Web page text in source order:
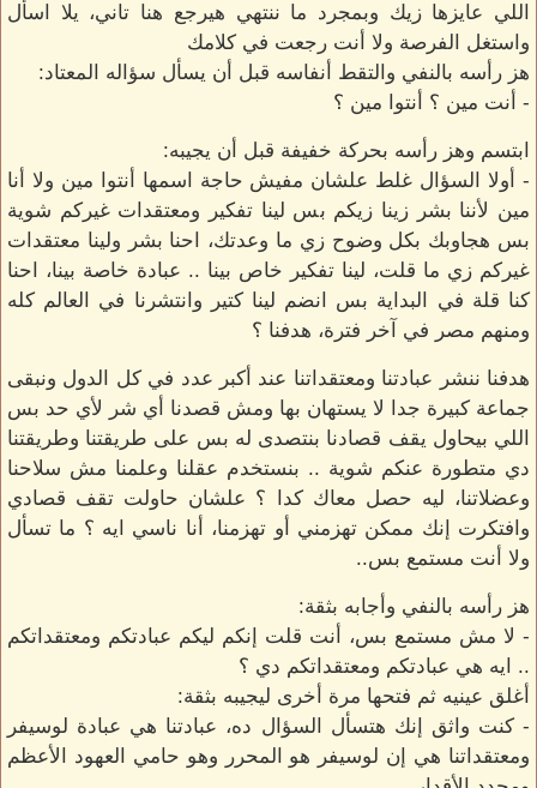
اللي عايزها زيك وبمجرد ما ننتهي هيرجع هنا تاني، يلا اسأل
واستغل الفرصة ولا أنت رجعت في كلامك
هز رأسه بالنفي والتقط أنفاسه قبل أن يسأل سؤاله المعتاد:
- أنت مين ؟ أنتوا مين ؟
ابتسم وهز رأسه بحركة خفيفة قبل أن يجيبه:
- أولا السؤال غلط علشان مفيش حاجة اسمها أنتوا مين ولا أنا
مين لأننا بشر زينا زيكم بس لينا تفكير ومعتقدات غيركم شوية
بس هجاوبك بكل وضوح زي ما وعدتك، احنا بشر ولينا معتقدات
غيركم زي ما قلت، لينا تفكير خاص بينا .. عبادة خاصة بينا، احنا
كنا قلة في البداية بس انضم لينا كتير وانتشرنا في العالم كله
ومنهم مصر في آخر فترة، هدفنا ؟
هدفنا ننشر عبادتنا ومعتقداتنا عند أكبر عدد في كل الدول ونبقى
جماعة كبيرة جدا لا يستهان بها ومش قصدنا أي شر لأي حد بس
اللي بيحاول يقف قصادنا بنتصدى له بس على طريقتنا وطريقتنا
دي متطورة عنكم شوية .. بنستخدم عقلنا وعلمنا مش سلاحنا
وعضلاتنا، ليه حصل معاك كدا ؟ علشان حاولت تقف قصادي
وافتكرت إنك ممكن تهزمني أو تهزمنا، أنا ناسي ايه ؟ ما تسأل
ولا أنت مستمع بس..
هز رأسه بالنفي وأجابه بثقة:
- لا مش مستمع بس، أنت قلت إنكم ليكم عبادتكم ومعتقداتكم
.. ايه هي عبادتكم ومعتقداتكم دي ؟
أغلق عينيه ثم فتحها مرة أخرى ليجيبه بثقة:
- كنت واثق إنك هتسأل السؤال ده، عبادتنا هي عبادة لوسيفر
ومعتقداتنا هي إن لوسيفر هو المحرر وهو حامي العهود الأعظم